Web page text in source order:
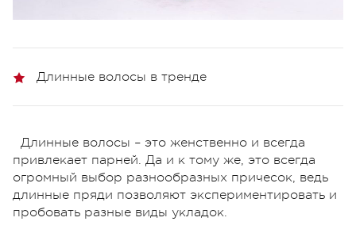
Длинные волосы в тренде
Длинные волосы – это женственно и всегда
привлекает парней. Да и к тому же, это всегда
огромный выбор разнообразных причесок, ведь
длинные пряди позволяют экспериментировать и
пробовать разные виды укладок.